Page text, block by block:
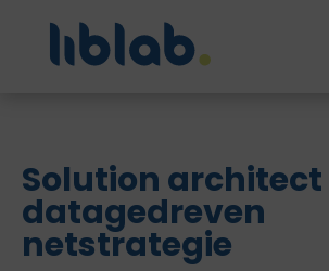
Solution architect
datagedreven
netstrategie